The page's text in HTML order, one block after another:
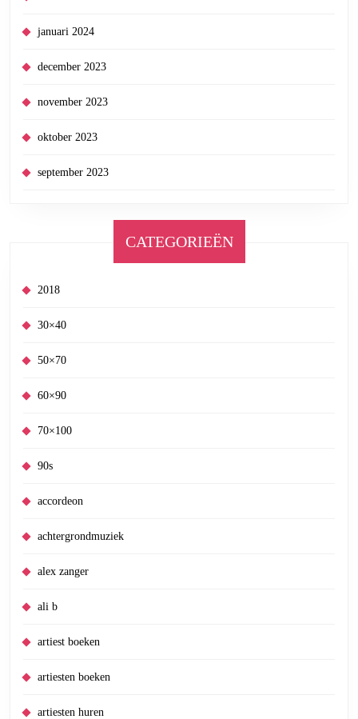
januari 2024
december 2023
november 2023
oktober 2023
september 2023
CATEGORIEËN
2018
30×40
50×70
60×90
70×100
90s
accordeon
achtergrondmuziek
alex zanger
ali b
artiest boeken
artiesten boeken
artiesten huren